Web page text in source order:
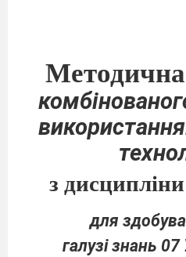
Методична
з
для
галузі знань